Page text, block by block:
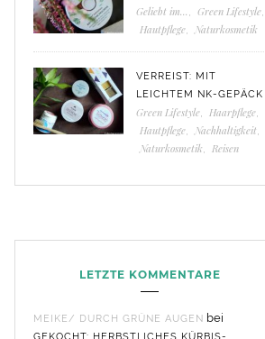
Geliebt im... Green Lifestyle
Hautpflege
Naturkosmetik
VERREIST: MIT
LEICHTEM NK-GEPÄCK
Green Lifestyle Haarpflege
Hautpflege
Nachhaltigkeit
Naturkosmetik
Reisen
LETZTE KOMMENTARE
MEIKE/ DURCH GRÜNE AUGEN bei
GEKOCHT: HERBSTLICHES KÜRBIS-